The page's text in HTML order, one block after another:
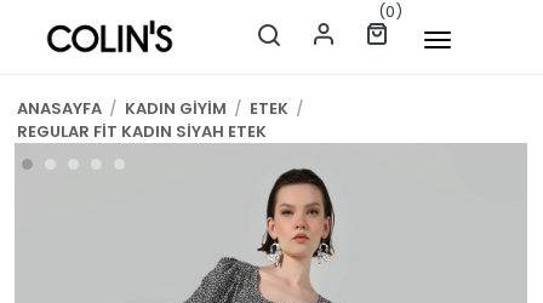
(0)
ANASAYFA / KADIN GİYİM / ETEK /
REGULAR FİT KADIN SİYAH ETEK